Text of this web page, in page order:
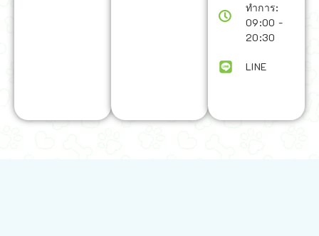
ทำการ:
09:00 -
20:30
LINE